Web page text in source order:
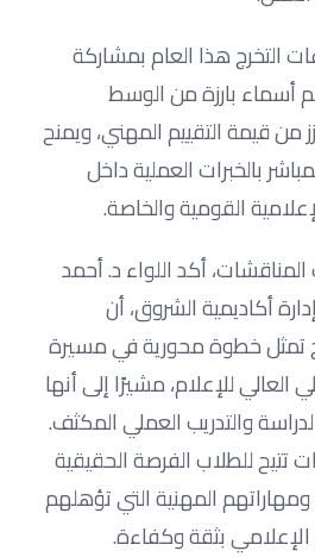
هذا العام بمشاركة
بارزة من الوسط
من قيمة التقييم المهني، ويمنح
بالخبرات العملية داخل
القومية والخاصة.
أكد اللواء د. أحمد
أكاديمية الشروق، أن
تمثل خطوة محورية في مسيرة
للإعلام، مشيرًا إلى أنها
والتدريب العملي المكثف.
للطلاب الفرصة الحقيقية
ومهاراتهم المهنية التي تؤهلهم
بثقة وكفاءة.